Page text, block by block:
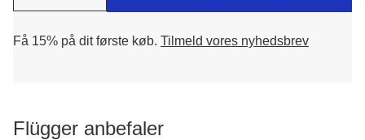
Få 15% på dit første køb. Tilmeld vores nyhedsbrev
Flügger anbefaler